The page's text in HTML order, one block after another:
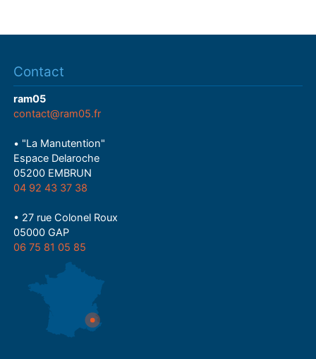
Contact
ram05
contact@ram05.fr
• "La Manutention"
Espace Delaroche
05200 EMBRUN
04 92 43 37 38
• 27 rue Colonel Roux
05000 GAP
06 75 81 05 85